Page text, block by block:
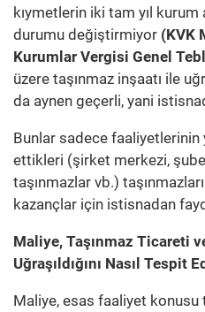
kıymetlerin iki tam yıl kurum
durumu değiştirmiyor (KVK
Kurumlar Vergisi Genel
üzere taşınmaz inşaatı ile
da aynen geçerli, yani
Bunlar sadece
ettikleri (şirket merkezi,
taşınmazlar vb.)
kazançlar için istisnadan
Maliye, Taşınmaz Ticareti
Uğraşıldığını Nasıl Tespit
Maliye, esas faaliyet konusu